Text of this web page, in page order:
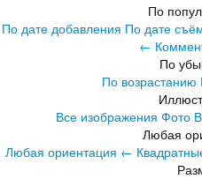
По
По дате добавления По дате
←
По
По возрастанию
Все изображения Фото
Любая
Любая ориентация ←